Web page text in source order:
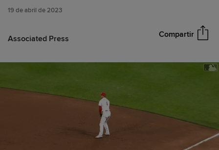
19 de abril de 2023
Associated Press Compartir